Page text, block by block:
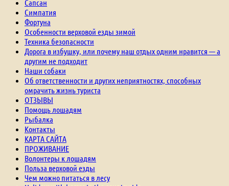
Сапсан
Симпатия
Фортуна
Особенности верховой езды зимой
Техника безопасности
Дорога в избушку, или почему наш отдых одним нравится — а
другим не подходит
Наши собаки
Об ответственности и других неприятностях, способных
омрачить жизнь туриста
ОТЗЫВЫ
Помощь лошадям
Рыбалка
Контакты
КАРТА САЙТА
ПРОЖИВАНИЕ
Волонтеры к лошадям
Польза верховой езды
Чем можно питаться в лесу